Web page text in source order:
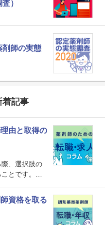
）
師の実態
着記事
由と取得の
、選択肢の
とです。し
れません。
い」といわ
収・キャリ
資格を取る